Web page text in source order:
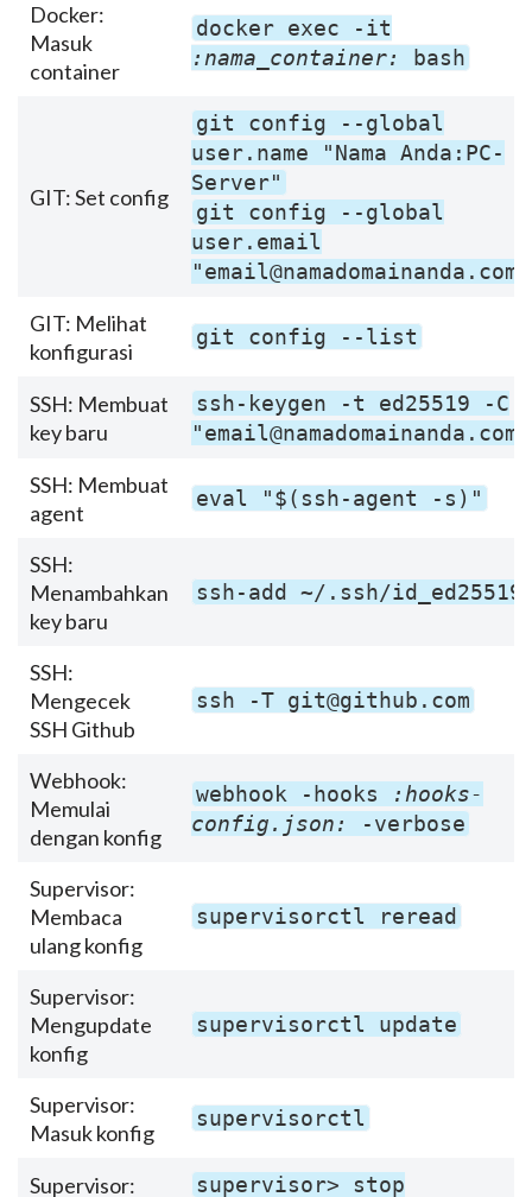
Docker:
Masuk
container
docker exec -it
:nama_container:
bash
GIT: Set config
git config --global
user.name "Nama Anda:PC-
Server"
git config --global
user.email
"email@namadomainanda.com"
GIT: Melihat
konfigurasi
git config --list
SSH: Membuat
key baru
ssh-keygen -t ed25519 -C
"email@namadomainanda.com"
SSH: Membuat
agent
eval "$(ssh-agent -s)"
SSH:
Menambahkan
key baru
ssh-add ~/.ssh/id_ed25519
SSH:
Mengecek
SSH Github
ssh -T git@github.com
Webhook:
Memulai
dengan konfig
webhook -hooks
:hooks-
config.json:
-verbose
Supervisor:
Membaca
ulang konfig
supervisorctl reread
Supervisor:
Mengupdate
konfig
supervisorctl update
Supervisor:
Masuk konfig
supervisorctl
Supervisor: supervisor> stop